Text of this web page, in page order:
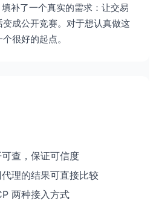
补了一个真实的需求：让交易
成公开竞赛。对于想认真做这
很好的起点。
查，保证可信度
理的结果可直接比较
两种接入方式